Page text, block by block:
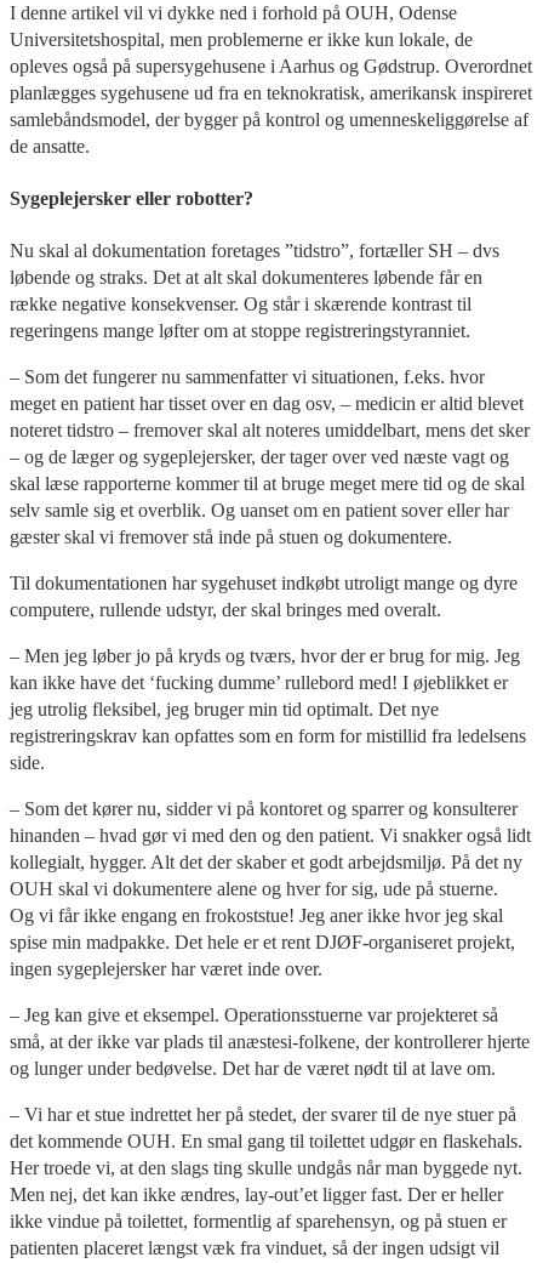
I denne artikel vil vi dykke ned i forhold på OUH, Odense
Universitetshospital, men problemerne er ikke kun lokale, de
opleves også på supersygehusene i Aarhus og Gødstrup. Overordnet
planlægges sygehusene ud fra en teknokratisk, amerikansk inspireret
samlebåndsmodel, der bygger på kontrol og umenneskeliggørelse af
de ansatte.
Sygeplejersker eller robotter?
Nu skal al dokumentation foretages ”tidstro”, fortæller SH – dvs
løbende og straks. Det at alt skal dokumenteres løbende får en
række negative konsekvenser. Og står i skærende kontrast til
regeringens mange løfter om at stoppe registreringstyranniet.
– Som det fungerer nu sammenfatter vi situationen, f.eks. hvor
meget en patient har tisset over en dag osv, – medicin er altid blevet
noteret tidstro – fremover skal alt noteres umiddelbart, mens det sker
– og de læger og sygeplejersker, der tager over ved næste vagt og
skal læse rapporterne kommer til at bruge meget mere tid og de skal
selv samle sig et overblik. Og uanset om en patient sover eller har
gæster skal vi fremover stå inde på stuen og dokumentere.
Til dokumentationen har sygehuset indkøbt utroligt mange og dyre
computere, rullende udstyr, der skal bringes med overalt.
– Men jeg løber jo på kryds og tværs, hvor der er brug for mig. Jeg
kan ikke have det ‘fucking dumme’ rullebord med! I øjeblikket er
jeg utrolig fleksibel, jeg bruger min tid optimalt. Det nye
registreringskrav kan opfattes som en form for mistillid fra ledelsens
side.
– Som det kører nu, sidder vi på kontoret og sparrer og konsulterer
hinanden – hvad gør vi med den og den patient. Vi snakker også lidt
kollegialt, hygger. Alt det der skaber et godt arbejdsmiljø. På det ny
OUH skal vi dokumentere alene og hver for sig, ude på stuerne.
Og vi får ikke engang en frokoststue! Jeg aner ikke hvor jeg skal
spise min madpakke. Det hele er et rent DJØF-organiseret projekt,
ingen sygeplejersker har været inde over.
– Jeg kan give et eksempel. Operationsstuerne var projekteret så
små, at der ikke var plads til anæstesi-folkene, der kontrollerer hjerte
og lunger under bedøvelse. Det har de været nødt til at lave om.
– Vi har et stue indrettet her på stedet, der svarer til de nye stuer på
det kommende OUH. En smal gang til toilettet udgør en flaskehals.
Her troede vi, at den slags ting skulle undgås når man byggede nyt.
Men nej, det kan ikke ændres, lay-out’et ligger fast. Der er heller
ikke vindue på toilettet, formentlig af sparehensyn, og på stuen er
patienten placeret længst væk fra vinduet, så der ingen udsigt vil